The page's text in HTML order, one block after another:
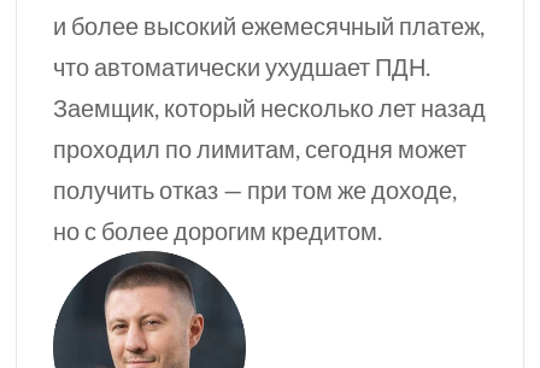
и более высокий ежемесячный платеж,
что автоматически ухудшает ПДН.
Заемщик, который несколько лет назад
проходил по лимитам, сегодня может
получить отказ — притом жедоходе,
но с более дорогим кредитом.